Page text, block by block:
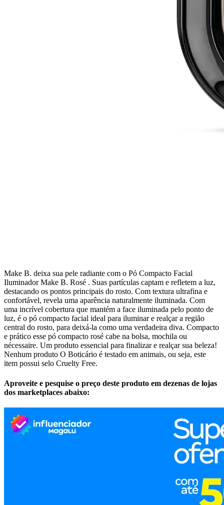
Make B. deixa sua pele radiante com o Pó Compacto Facial
Iluminador Make B. Rosé . Suas partículas captam e refletem a luz,
destacando os pontos principais do rosto. Com textura ultrafina e
confortável, revela uma aparência naturalmente iluminada. Com
uma incrível cobertura que mantém a face iluminada pelo ponto de
luz, é o pó compacto facial ideal para iluminar e realçar a região
central do rosto, para deixá-la como uma verdadeira diva. Compacto
e prático esse pó compacto rosé cabe na bolsa, mochila ou
nécessaire. Um produto essencial para finalizar e realçar sua beleza!
Nenhum produto O Boticário é testado em animais, ou seja, este
item possui selo Cruelty Free.
Aproveite e pesquise o preço deste produto em dezenas de lojas
dos marketplaces abaixo: